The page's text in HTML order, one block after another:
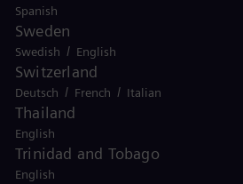
Spanish
Sweden
Swedish / English
Switzerland
Deutsch / French / Italian
Thailand
English
Trinidad and Tobago
English